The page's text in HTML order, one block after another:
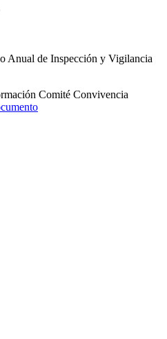
Anual de Inspección y Vigilancia
Comité Convivencia